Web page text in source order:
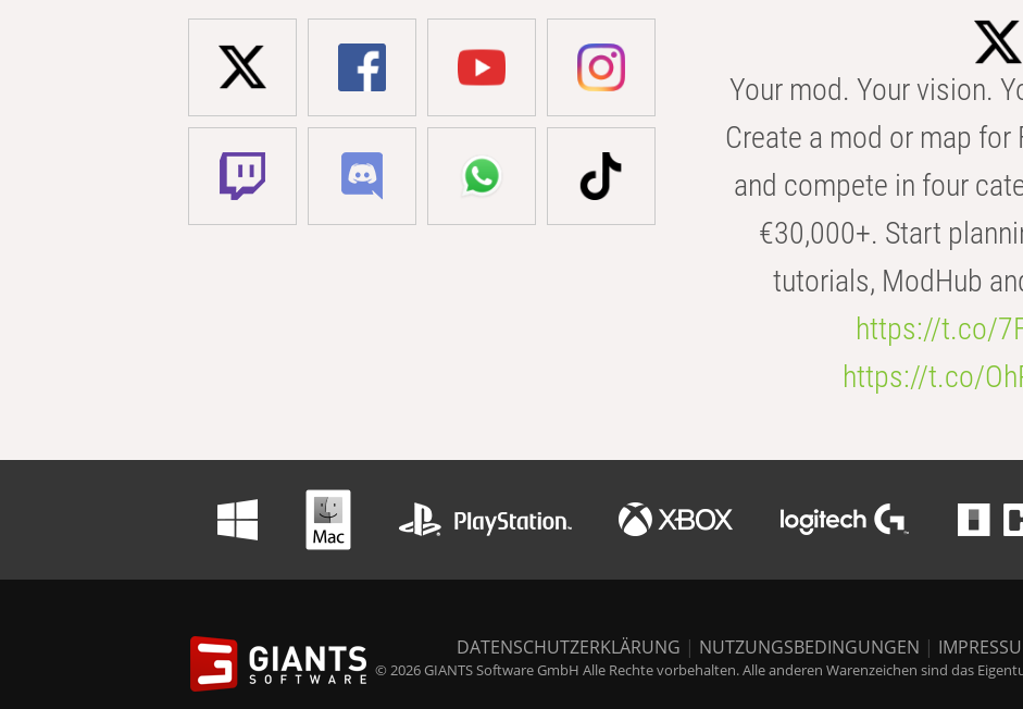
Your mod. Your vision.
Create a mod or map
and compete in four
€30,000+. Start
tutorials, ModHub
https://t.co/
https://t.co/
DATENSCHUTZERKLÄRUNG | NUTZUNGSBEDINGUNGEN |
© 2026 GIANTS Software GmbH Alle Rechte vorbehalten. Alle anderen Warenzeichen sind das